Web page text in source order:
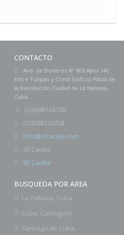
CONTACTO
Avd. de Bolleros Nº 803 Apto 14C
Entre Tulipán y Conill Edificio Plaza de
la Revolución Ciudad de La Habana,
Cuba.
(53)588126728
(53)588126728
info@sfcaribe.com
SF Caribe
SF Caribe
BUSQUEDA POR AREA
La Habana, Cuba
Cuba, Camagüey
Santiago de Cuba